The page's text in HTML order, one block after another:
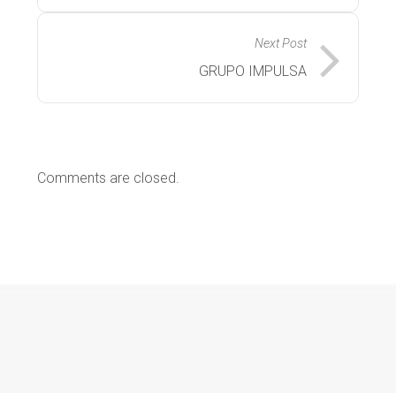
Next Post
GRUPO IMPULSA
Comments are closed.